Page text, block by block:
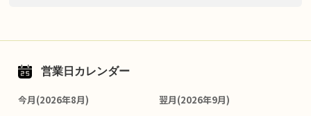
営業日カレンダー
今月(2026年8月) 翌月(2026年9月)